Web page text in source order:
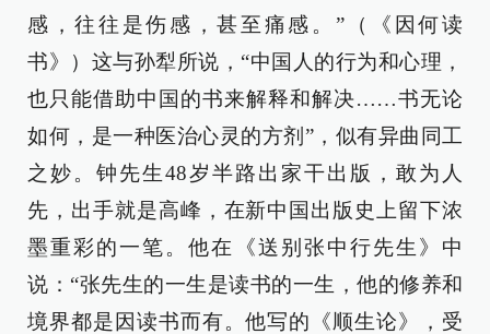
感，往往是伤感，甚至痛感。”（《因何读
书》）这与孙犁所说，“中国人的行为和心理，
也只能借助中国的书来解释和解决……书无论
如何，是一种医治心灵的方剂”，似有异曲同工
之妙。钟先生48岁半路出家干出版，敢为人
先，出手就是高峰，在新中国出版史上留下浓
墨重彩的一笔。他在《送别张中行先生》中
说：“张先生的一生是读书的一生，他的修养和
境界都是因读书而有。他写的《顺生论》，受